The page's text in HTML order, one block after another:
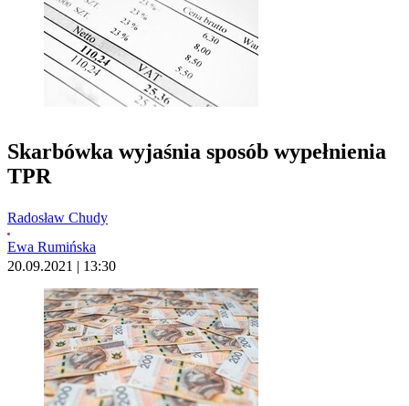
Skarbówka wyjaśnia sposób wypełnienia
TPR
Radosław Chudy
Ewa Rumińska
20.09.2021 | 13:30